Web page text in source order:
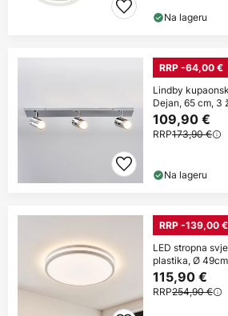
Na lageru
RRP -64,00 €
Lindby
Dejan, 65 cm, 3
109,90 €
RRP173,90 €
Na lageru
RRP -139,00 €
LED stropna
plastika, Ø
115,90 €
RRP254,90 €